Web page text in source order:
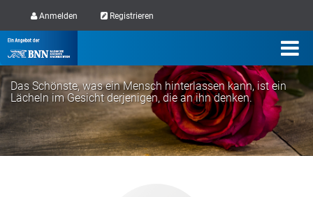
Anmelden Registrieren
Das Schönste, was ein Mensch hinterlassen kann, ist ein
Lächeln im Gesicht derjenigen, die an ihn denken.